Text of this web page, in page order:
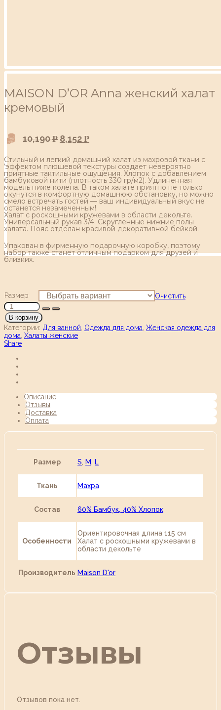
MAISON D’OR Anna женский халат
кремовый
10,190Р 8,152 Р
Стильный и легкий домашний халат из махровой ткани с
‘эффектом плюшевой текстуры создает невероятно
приятные тактильные ощущения. Хлопок с добавлением
бамбуковой нити (плотность 330 гр/м2). Удлиненная
модель ниже колена. В таком халате приятно не только
окунутся в комфортную домашнюю обстановку, но можно
смело встречать гостей — ваш индивидуальный вкус не
останется незамеченным!
Халат с роскошными кружевами в области декольте.
Универсальный рукав 3/4. Скругленные нижние полы
халата. Пояс отделан красивой декоративной бейкой.
Упакован в фирменную подарочную коробку, поэтому
набор также станет отличным подарком для друзей и
близких.
Размер Очистить
В корзину
Категории: Для ванной Одежда для дома Женская одежда для
дома Халаты женские
Share
Описание
Отзывы
Доставка
Оплата
Размер S M L
Ткань Махра
Состав 60% Бамбук, 40% Хлопок
Особенности
Ориентировочная длина 115 см
Халат с роскошными кружевами в
области декольте
Производитель Maison D'or
Отзывы
Отзывов пока нет.